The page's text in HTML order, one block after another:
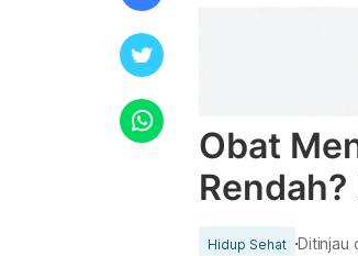
Obat
Hidup Sehat Ditinjau